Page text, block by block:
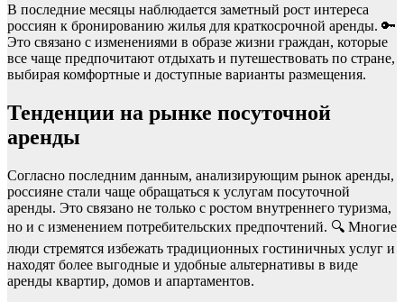
В последние месяцы наблюдается заметный рост интереса
россиян к бронированию жилья для краткосрочной аренды. 🔑
Это связано с изменениями в образе жизни граждан, которые
все чаще предпочитают отдыхать и путешествовать по стране,
выбирая комфортные и доступные варианты размещения.
Тенденции на рынке посуточной
аренды
Согласно последним данным, анализирующим рынок аренды,
россияне стали чаще обращаться к услугам посуточной
аренды. Это связано не только с ростом внутреннего туризма,
но и с изменением потребительских предпочтений. 🔍 Многие
люди стремятся избежать традиционных гостиничных услуг и
находят более выгодные и удобные альтернативы в виде
аренды квартир, домов и апартаментов.